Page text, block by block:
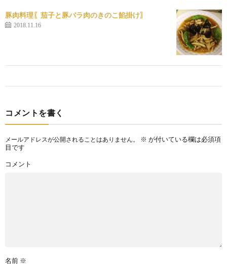
豚肉料理〖茄子と豚バラ肉のきのこ餡掛け〗
2018.11.16
コメントを書く
メールアドレスが公開されることはありません。 ※ が付いている欄は必須項
目です
コメント
名前 ※